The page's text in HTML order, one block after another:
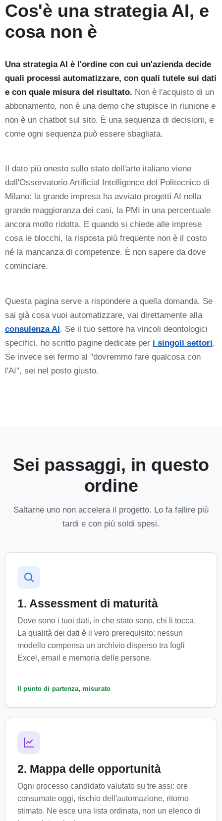
Cos'è una strategia AI, e
cosa non è
Una strategia AI è l'ordine con cui un'azienda decide
quali processi automatizzare, con quali tutele sui dati
e con quale misura del risultato. Non è l'acquisto di un
abbonamento, non è una demo che stupisce in riunione e
non è un chatbot sul sito. È una sequenza di decisioni, e
come ogni sequenza può essere sbagliata.
Il dato più onesto sullo stato dell'arte italiano viene
dall'Osservatorio Artificial Intelligence del Politecnico di
Milano: la grande impresa ha avviato progetti AI nella
grande maggioranza dei casi, la PMI in una percentuale
ancora molto ridotta. E quando si chiede alle imprese
cosa le blocchi, la risposta più frequente non è il costo
né la mancanza di competenze. È non sapere da dove
cominciare.
Questa pagina serve a rispondere a quella domanda. Se
sai già cosa vuoi automatizzare, vai direttamente alla
consulenza AI. Se il tuo settore ha vincoli deontologici
specifici, ho scritto pagine dedicate per i singoli settori.
Se invece sei fermo al "dovremmo fare qualcosa con
l'AI", sei nel posto giusto.
Sei passaggi, in questo
ordine
Saltarne uno non accelera il progetto. Lo fa fallire più
tardi e con più soldi spesi.
1. Assessment di maturità
Dove sono i tuoi dati, in che stato sono, chi li tocca.
La qualità dei dati è il vero prerequisito: nessun
modello compensa un archivio disperso tra fogli
Excel, email e memoria delle persone.
Il punto di partenza, misurato
2. Mappa delle opportunità
Ogni processo candidato valutato su tre assi: ore
consumate oggi, rischio dell'automazione, ritorno
stimato. Ne esce una lista ordinata, non un elenco di